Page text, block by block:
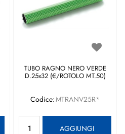
TUBO RAGNO NERO VERDE
D.25x32 (€/ROTOLO MT.50)
Codice:MTRANV25R*
AGGIUNGI